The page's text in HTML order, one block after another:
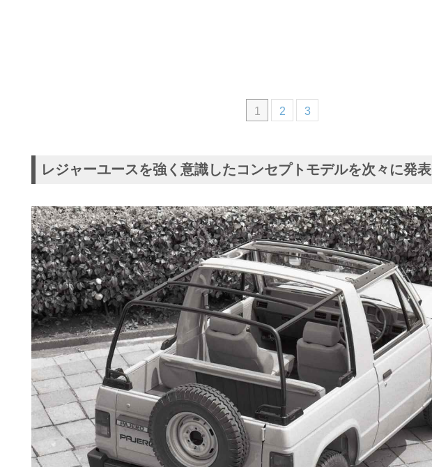
1 2 3
レジャーユースを強く意識したコンセプトモデルを次々に発表